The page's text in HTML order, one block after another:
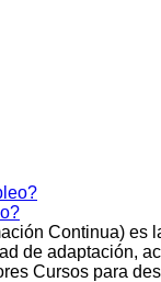
Continua)
de adaptación,
Cursos para